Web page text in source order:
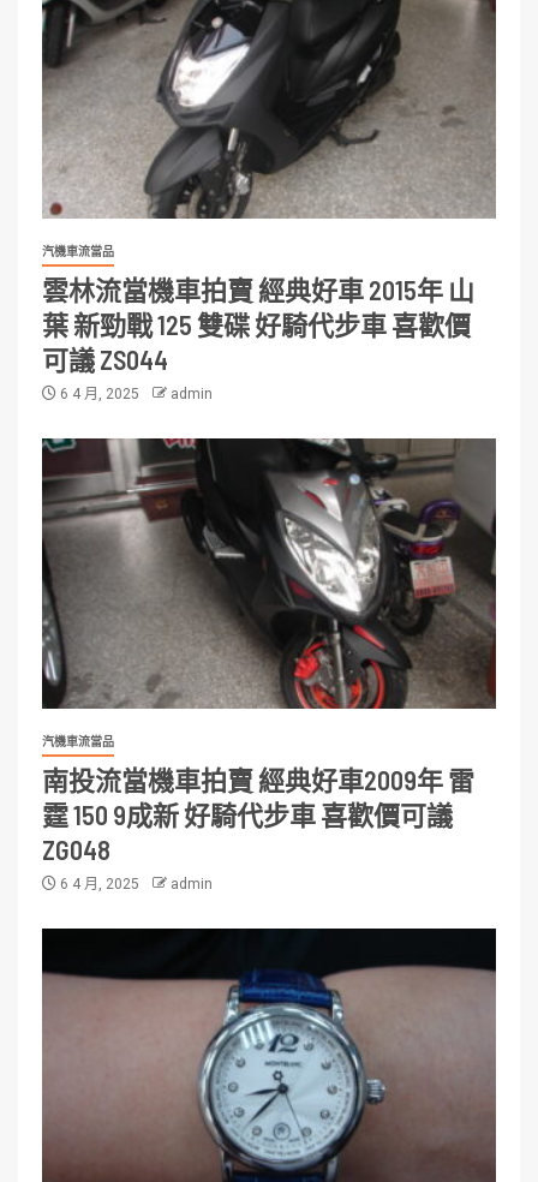
汽機車流當品
雲林流當機車拍賣 經典好車 2015年 山
葉 新勁戰 125 雙碟 好騎代步車 喜歡價
可議 ZS044
6 4 月, 2025 admin
汽機車流當品
南投流當機車拍賣 經典好車2009年 雷
霆 150 9成新 好騎代步車 喜歡價可議
ZG048
6 4 月, 2025 admin